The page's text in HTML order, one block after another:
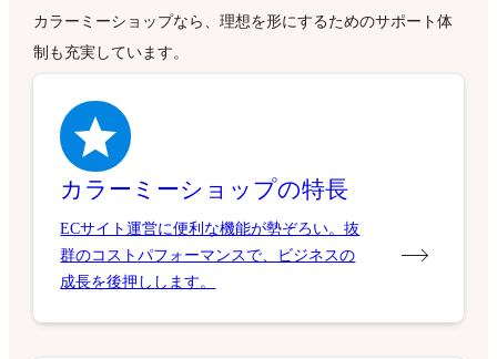
カラーミーショップなら、理想を形にするためのサポート体
制も充実しています。
カラーミーショップの特長
ECサイト運営に便利な機能が勢ぞろい。抜
群のコストパフォーマンスで、ビジネスの
成長を後押しします。